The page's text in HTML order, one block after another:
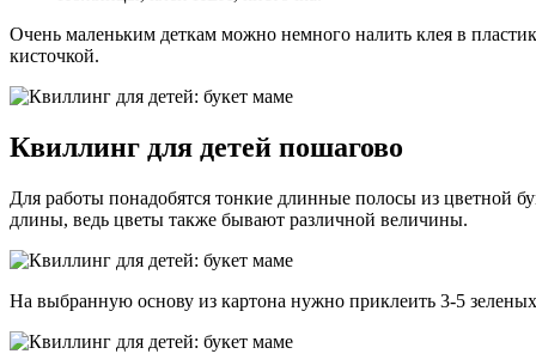
Очень маленьким деткам можно немного налить клея в
кисточкой.
Квиллинг для детей пошагово
Для работы понадобятся тонкие длинные полосы из цветной
длины, ведь цветы также бывают различной величины.
На выбранную основу из картона нужно приклеить 3-5